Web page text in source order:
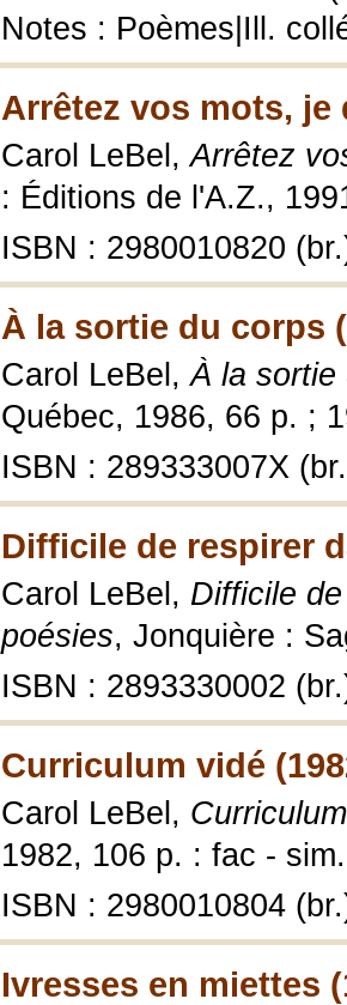
Notes : Poèmes|Ill.
Arrêtez vos mots, je
Carol LeBel,Arrêtez
: Éditions de l'A.Z.,
ISBN : 2980010820
À la sortie du corps
Carol LeBel,À la sortie
Québec, 1986, 66 p. ;
ISBN : 289333007X
Difficile de respirer
Carol LeBel, Difficile
poésies, Jonquière :
ISBN : 2893330002
Curriculum vidé
Carol LeBel,
1982, 106 p. : fac -
ISBN : 2980010804
Ivresses en miettes